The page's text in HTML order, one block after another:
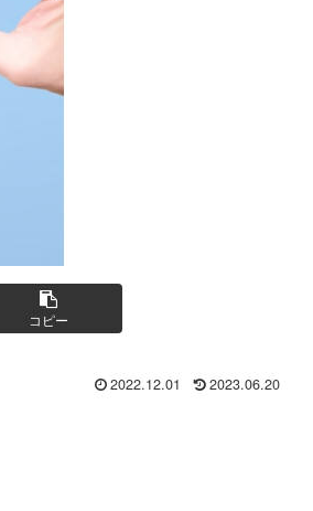
コピー
2022.12.01 2023.06.20